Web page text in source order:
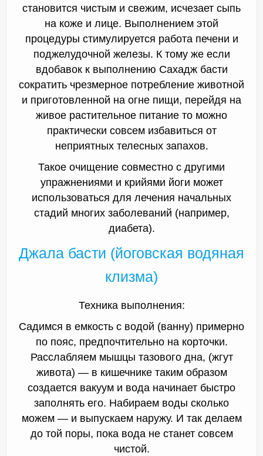
становится чистым и свежим, исчезает сыпь
на коже и лице. Выполнением этой
процедуры стимулируется работа печени и
поджелудочной железы. К тому же если
вдобавок к выполнению Сахадж басти
сократить чрезмерное потребление животной
и приготовленной на огне пищи, перейдя на
живое растительное питание то можно
практически совсем избавиться от
неприятных телесных запахов.
Такое очищение совместно с другими
упражнениями и крийями йоги может
использоваться для лечения начальных
стадий многих заболеваний (например,
диабета).
Джала басти (йоговская водяная
клизма)
Техника выполнения:
Садимся в емкость с водой (ванну) примерно
по пояс, предпочтительно на корточки.
Расслабляем мышцы тазового дна, (жгут
живота) — в кишечнике таким образом
создается вакуум и вода начинает быстро
заполнять его. Набираем воды сколько
можем — и выпускаем наружу. И так делаем
до той поры, пока вода не станет совсем
чистой.